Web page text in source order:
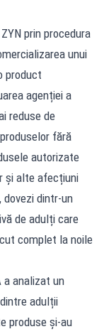
prin procedura
unui
product
agenției a
reduse de
fără
autorizate
și alte afecțiuni
dintr-un
de adulți care
complet la noile
analizat un
adulții
produse și-au